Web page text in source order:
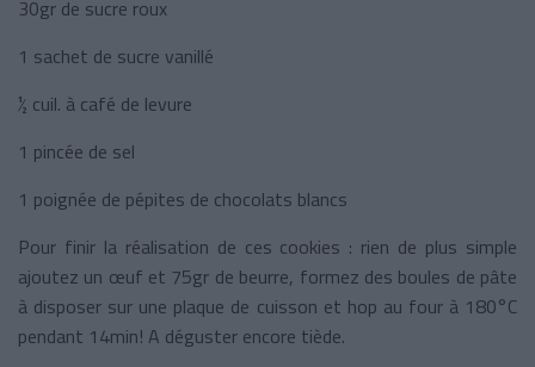
30gr de sucre roux
1 sachet de sucre vanillé
½ cuil. à café de levure
1 pincée de sel
1 poignée de pépites de chocolats blancs
Pour finir la réalisation de ces cookies : rien de plus simple
ajoutez un œuf et 75gr de beurre, formez des boules de pâte
à disposer sur une plaque de cuisson et hop au four à 180°C
pendant 14min! A déguster encore tiède.